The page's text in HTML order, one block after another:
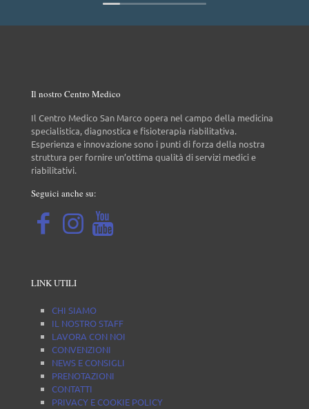
Il nostro Centro Medico
Il Centro Medico San Marco opera nel campo della medicina
specialistica, diagnostica e fisioterapia riabilitativa.
Esperienza e innovazione sono i punti di forza della nostra
struttura per fornire un’ottima qualità di servizi medici e
riabilitativi.
Seguici anche su:
LINK UTILI
CHI SIAMO
IL NOSTRO STAFF
LAVORA CON NOI
CONVENZIONI
NEWS E CONSIGLI
PRENOTAZIONI
CONTATTI
PRIVACY E COOKIE POLICY